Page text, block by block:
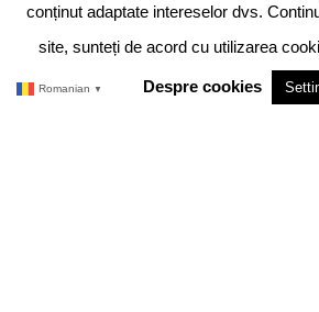
DESPRE COOKIES POLITICA DE
TERMENI SI CONDITII
conținut adaptate intereselor dvs.
site, sunteți de acord cu utilizarea
Despre cookies
Romanian ▼